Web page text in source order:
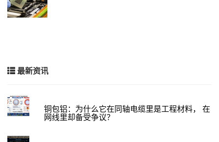
最新资讯
铜包铝：为什么它在同轴电缆里是工程材料， 在
网线里却备受争议？